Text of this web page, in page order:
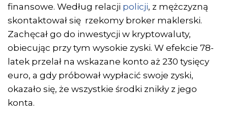
finansowe. Według relacji policji, z mężczyzną
skontaktował się rzekomy broker maklerski.
Zachęcał go do inwestycji w kryptowaluty,
obiecując przy tym wysokie zyski. W efekcie 78-
latek przelał na wskazane konto aż 230 tysięcy
euro, a gdy próbował wypłacić swoje zyski,
okazało się, że wszystkie środki znikły z jego
konta.